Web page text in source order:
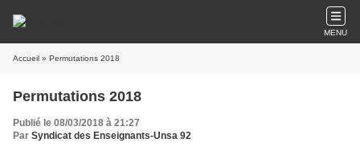
MENU
Accueil » Permutations 2018
Permutations 2018
Publié le 08/03/2018 à 21:27
Par Syndicat des Enseignants-Unsa 92